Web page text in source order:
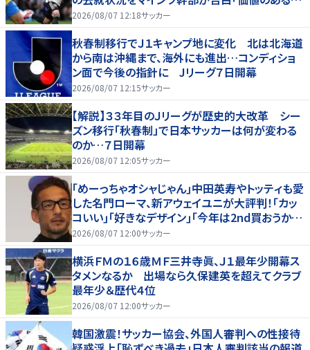
のになる」
2026/08/07 12:18サッカー
秋春制移行でＪ１キャンプ地に変化 北は北海道
から南は沖縄まで、海外にも進出…コンディショ
ン面で今後の指針に Jリーグ７日開幕
2026/08/07 12:15サッカー
【解説】３３年目のＪリーグが歴史的大改革 シー
ズン移行「秋春制」で日本サッカーは何が変わる
のか…７日開幕
2026/08/07 12:05サッカー
｢めーっちゃオシャじゃん｣中田英寿やトッティも愛
した名門ローマ、新アウェイユニが大評判！｢カッ
コいい｣｢好きなデザイン｣｢今年は2nd買おうか
な｣
2026/08/07 12:00サッカー
横浜ＦＭの１６歳ＭＦ三井寺眞、Ｊ１最年少開幕ス
タメンなるか 出場なら久保建英を超えてクラブ
最年少＆歴代４位
2026/08/07 12:00サッカー
韓国激震！サッカー協会、外国人審判への性接待